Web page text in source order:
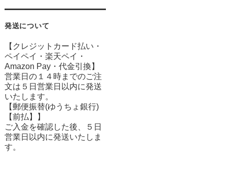
発送について
【クレジットカード払い・
ペイペイ・楽天ペイ・
Amazon Pay・ 代金引換】
営業日の１４時までのご注
文は５日営業日以内に発送
いたします。
【郵便振替(ゆうちょ銀行)
【前払】】
ご入金を確認した後、５日
営業日以内に発送いたしま
す。